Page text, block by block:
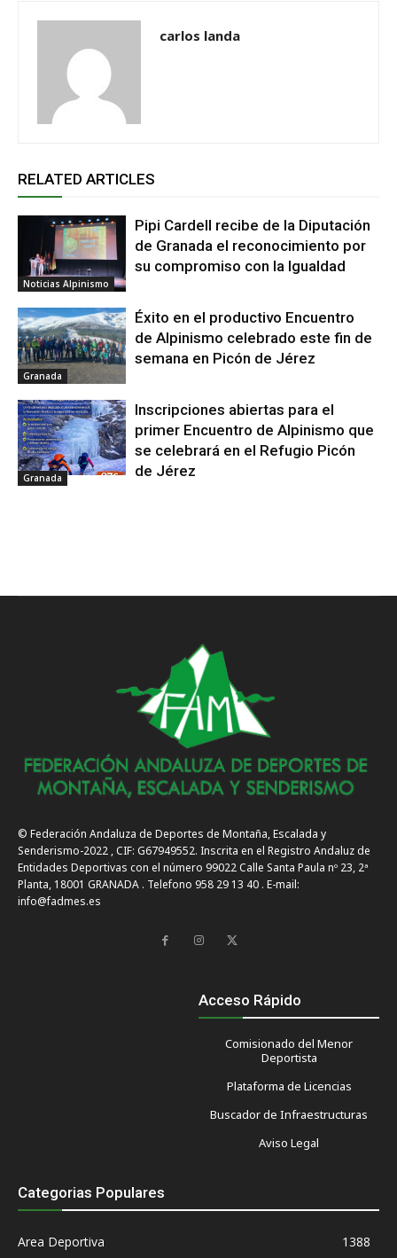
carlos landa
RELATED ARTICLES
Noticias Alpinismo
Pipi Cardell recibe de la Diputación
de Granada el reconocimiento por
su compromiso con la Igualdad
Granada
Éxito en el productivo Encuentro
de Alpinismo celebrado este fin de
semana en Picón de Jérez
Granada
Inscripciones abiertas para el
primer Encuentro de Alpinismo que
se celebrará en el Refugio Picón
de Jérez
© Federación Andaluza de Deportes de Montaña, Escalada y
Senderismo-2022 , CIF: G67949552. Inscrita en el Registro Andaluz de
Entidades Deportivas con el número 99022 Calle Santa Paula nº 23, 2ª
Planta, 18001 GRANADA . Telefono 958 29 13 40 . E-mail:
info@fadmes.es
Acceso Rápido
Comisionado del Menor
Deportista
Plataforma de Licencias
Buscador de Infraestructuras
Aviso Legal
Categorias Populares
Area Deportiva 1388